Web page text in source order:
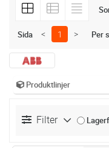
Sida < 1 > Per
Produktlinjer
Filter